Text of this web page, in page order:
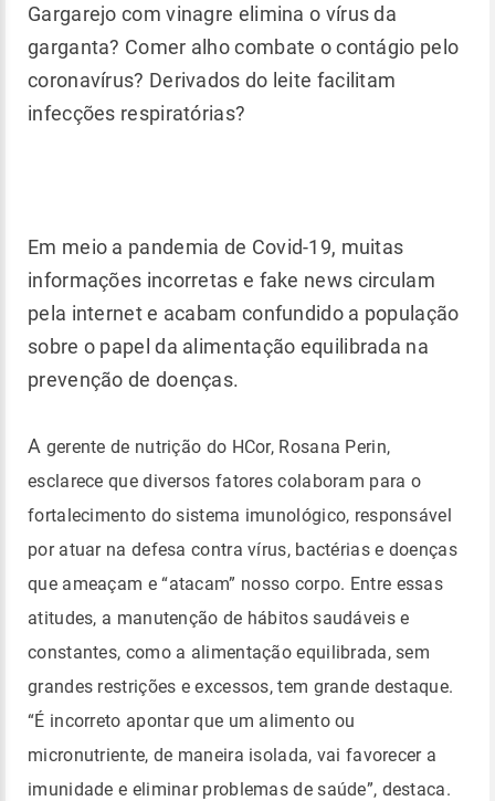
Gargarejo com vinagre elimina o vírus da
garganta? Comer alho combate o contágio pelo
coronavírus? Derivados do leite facilitam
infecções respiratórias?
Em meio a pandemia de Covid-19, muitas
informações incorretas e fake news circulam
pela internet e acabam confundido a população
sobre o papel da alimentação equilibrada na
prevenção de doenças.
A gerente de nutrição do HCor, Rosana Perin,
esclarece que diversos fatores colaboram para o
fortalecimento do sistema imunológico, responsável
por atuar na defesa contra vírus, bactérias e doenças
que ameaçam e “atacam” nosso corpo. Entre essas
atitudes, a manutenção de hábitos saudáveis e
constantes, como a alimentação equilibrada, sem
grandes restrições e excessos, tem grande destaque.
“É incorreto apontar que um alimento ou
micronutriente, de maneira isolada, vai favorecer a
imunidade e eliminar problemas de saúde”, destaca.